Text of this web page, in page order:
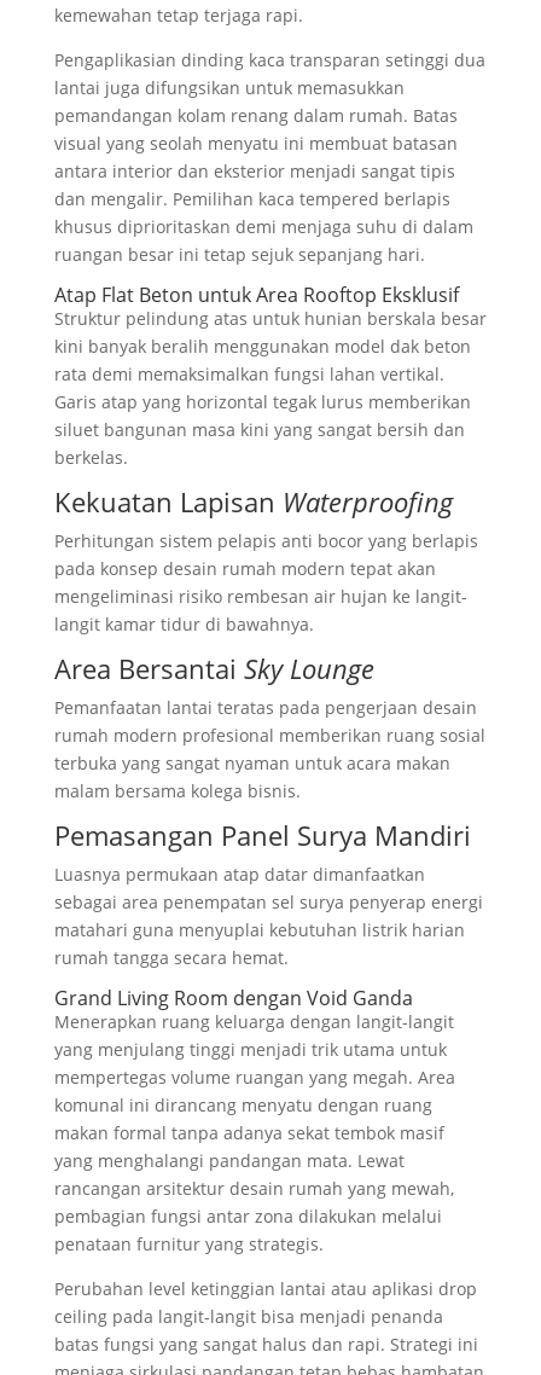
kemewahan tetap terjaga rapi.
Pengaplikasian dinding kaca transparan setinggi dua
lantai juga difungsikan untuk memasukkan
pemandangan kolam renang dalam rumah. Batas
visual yang seolah menyatu ini membuat batasan
antara interior dan eksterior menjadi sangat tipis
dan mengalir. Pemilihan kaca tempered berlapis
khusus diprioritaskan demi menjaga suhu di dalam
ruangan besar ini tetap sejuk sepanjang hari.
Atap Flat Beton untuk Area Rooftop Eksklusif
Struktur pelindung atas untuk hunian berskala besar
kini banyak beralih menggunakan model dak beton
rata demi memaksimalkan fungsi lahan vertikal.
Garis atap yang horizontal tegak lurus memberikan
siluet bangunan masa kini yang sangat bersih dan
berkelas.
Kekuatan Lapisan Waterproofing
Perhitungan sistem pelapis anti bocor yang berlapis
pada konsep desain rumah modern tepat akan
mengeliminasi risiko rembesan air hujan ke langit-
langit kamar tidur di bawahnya.
Area Bersantai Sky Lounge
Pemanfaatan lantai teratas pada pengerjaan desain
rumah modern profesional memberikan ruang sosial
terbuka yang sangat nyaman untuk acara makan
malam bersama kolega bisnis.
Pemasangan Panel Surya Mandiri
Luasnya permukaan atap datar dimanfaatkan
sebagai area penempatan sel surya penyerap energi
matahari guna menyuplai kebutuhan listrik harian
rumah tangga secara hemat.
Grand Living Room dengan Void Ganda
Menerapkan ruang keluarga dengan langit-langit
yang menjulang tinggi menjadi trik utama untuk
mempertegas volume ruangan yang megah. Area
komunal ini dirancang menyatu dengan ruang
makan formal tanpa adanya sekat tembok masif
yang menghalangi pandangan mata. Lewat
rancangan arsitektur desain rumah yang mewah,
pembagian fungsi antar zona dilakukan melalui
penataan furnitur yang strategis.
Perubahan level ketinggian lantai atau aplikasi drop
ceiling pada langit-langit bisa menjadi penanda
batas fungsi yang sangat halus dan rapi. Strategi ini